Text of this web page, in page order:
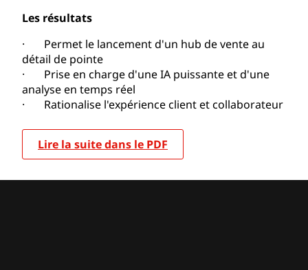
Les résultats
· Permet le lancement d'un hub de vente au
détail de pointe
· Prise en charge d'une IA puissante et d'une
analyse en temps réel
· Rationalise l'expérience client et collaborateur
Lire la suite dans le PDF